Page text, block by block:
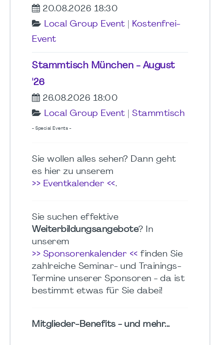
20.08.2026 18:30
Local Group Event
Kostenfrei-
Event
Stammtisch München - August
'26
26.08.2026 18:00
Local Group Event
Stammtisch
- Special Events -
Sie wollen alles sehen? Dann geht
es hier zu unserem
>> Eventkalender <<.
Sie suchen effektive
Weiterbildungsangebote? In
unserem
>> Sponsorenkalender << finden Sie
zahlreiche Seminar- und Trainings-
Termine unserer Sponsoren - da ist
bestimmt etwas für Sie dabei!
Mitglieder-Benefits - und mehr...